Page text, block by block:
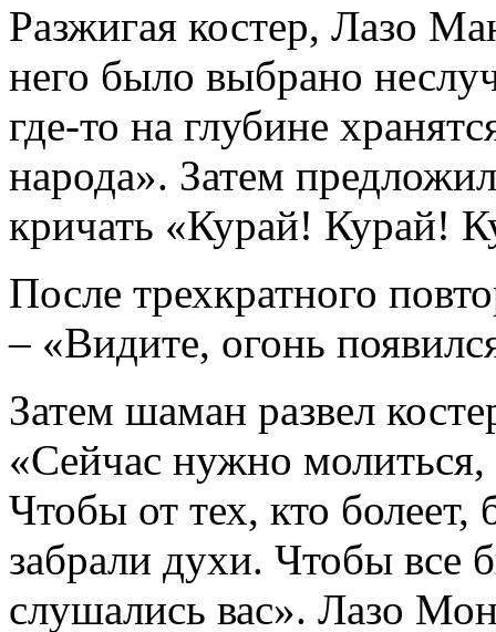
Разжигая костер, Лазо
него было выбрано
где-то на глубине
народа». Затем
кричать «Курай! Курай!
После трехкратного
– «Видите, огонь
Затем шаман развел
«Сейчас нужно
Чтобы от тех, кто
забрали духи. Чтобы все
слушались вас». Лазо